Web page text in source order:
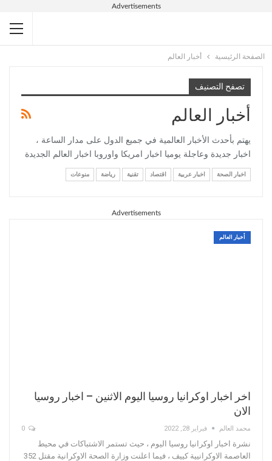
Advertisements
الصفحة الرئيسية أخبار العالم
تصفح التصنيف
أخبار العالم
يهتم بأحدث الأخبار العالمية في جميع الدول على مدار الساعة ،
اخبار جديدة وعاجلة يوميا اخبار امريكا واوروبا اخبار العالم الجديدة
اخبار الصحة اخبار عربية اقتصاد تقنية رياضة منوعات
Advertisements
أخبار العالم
اخر اخبار اوكرانيا روسيا اليوم الاثنين – اخبار روسيا
الان
محمد العالم فبراير 28, 2022
نشرة اخبار اوكرانيا روسيا اليوم ، حيث تستمر الاشتباكات في محيط
العاصمة الاوكرانيية كييف ، فيما اعلنت وزارة الصحة الاوكرانية مقتل 352